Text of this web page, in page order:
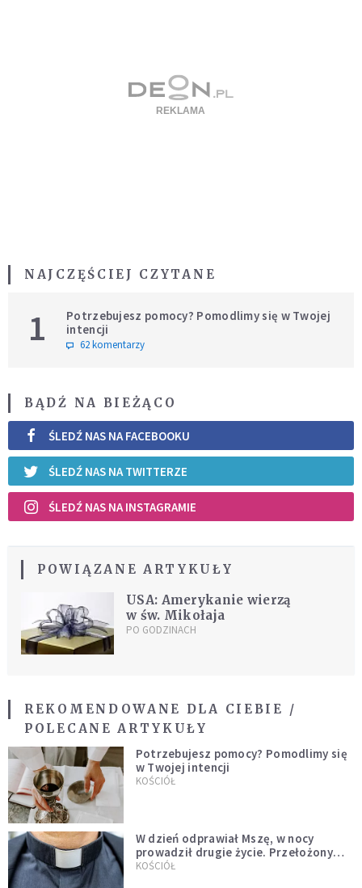
NAJCZĘŚCIEJ CZYTANE
1
Potrzebujesz pomocy? Pomodlimy się w Twojej
intencji
62 komentarzy
BĄDŹ NA BIEŻĄCO
ŚLEDŹ NAS NA FACEBOOKU
ŚLEDŹ NAS NA TWITTERZE
ŚLEDŹ NAS NA INSTAGRAMIE
POWIĄZANE ARTYKUŁY
USA: Amerykanie wierzą
w św. Mikołaja
PO GODZINACH
REKOMENDOWANE DLA CIEBIE /
POLECANE ARTYKUŁY
Potrzebujesz pomocy? Pomodlimy się
w Twojej intencji
KOŚCIÓŁ
W dzień odprawiał Mszę, w nocy
prowadził drugie życie. Przełożony
kazał mu opuścić zakon
KOŚCIÓŁ